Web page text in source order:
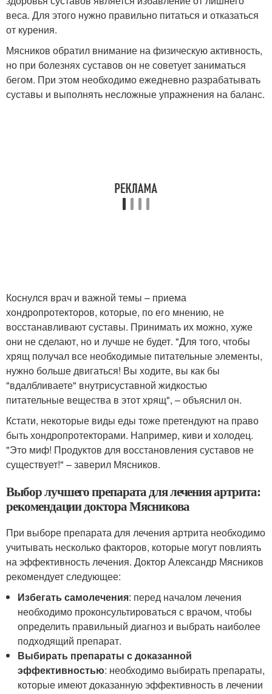
веса. Для этого нужно правильно питаться и отказаться
от курения.
Мясников обратил внимание на физическую активность,
но при болезнях суставов он не советует заниматься
бегом. При этом необходимо ежедневно разрабатывать
суставы и выполнять несложные упражнения на баланс.
Коснулся врач и важной темы – приема
хондропротекторов, которые, по его мнению, не
восстанавливают суставы. Принимать их можно, хуже
они не сделают, но и лучше не будет. "Для того, чтобы
хрящ получал все необходимые питательные элементы,
нужно больше двигаться! Вы ходите, вы как бы
"вдалбливаете" внутрисуставной жидкостью
питательные вещества в этот хрящ", – объяснил он.
Кстати, некоторые виды еды тоже претендуют на право
быть хондропротекторами. Например, киви и холодец.
"Это миф! Продуктов для восстановления суставов не
существует!" – заверил Мясников.
Выбор лучшего препарата для лечения артрита:
рекомендации доктора Мясникова
При выборе препарата для лечения артрита необходимо
учитывать несколько факторов, которые могут повлиять
на эффективность лечения. Доктор Александр Мясников
рекомендует следующее:
Избегать самолечения: перед началом лечения
необходимо проконсультироваться с врачом, чтобы
определить правильный диагноз и выбрать наиболее
подходящий препарат.
Выбирать препараты с доказанной
эффективностью: необходимо выбирать препараты,
которые имеют доказанную эффективность в лечении